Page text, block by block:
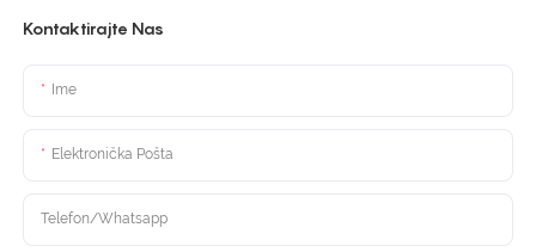
Kontaktirajte Nas
Ime
Elektronička Pošta
Telefon/Whatsapp